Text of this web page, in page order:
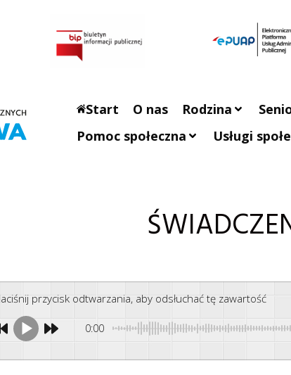
Start O nas Rodzina
Pomoc społeczna
Usługi
Naciśnij przycisk odtwarzania, aby odsłuchać tę zawartość
0:00